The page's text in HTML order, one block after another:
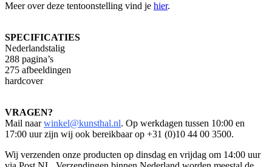
Meer over deze tentoonstelling vind je hier.
SPECIFICATIES
Nederlandstalig
288 pagina’s
275 afbeeldingen
hardcover
​VRAGEN?
Mail naarwinkel@kunsthal.nl. Op werkdagen tussen 10:00 en
17:00 uur zijn wij ook bereikbaar op +31 (0)10 44 00 3500.
Wij verzenden onze producten op dinsdag en vrijdag om 14:00 uur